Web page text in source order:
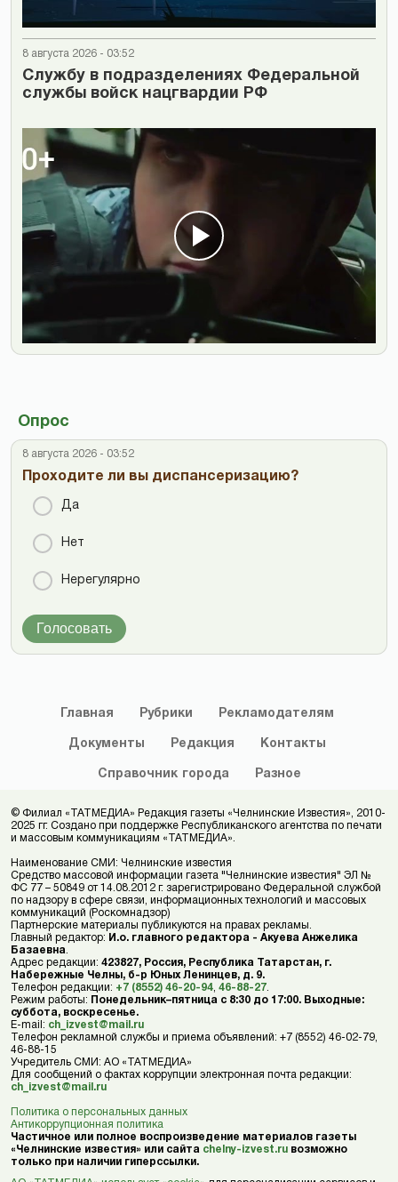
8 августа 2026 - 03:52
Cлужбу в подразделениях Федеральной
службы войск нацгвардии РФ
Опрос
8 августа 2026 - 03:52
Проходите ли вы диспансеризацию?
Да
Нет
Нерегулярно
Голосовать
Главная Рубрики Рекламодателям
Документы Редакция Контакты
Справочник города Разное
© Филиал «ТАТМЕДИА» Редакция газеты «Челнинские Известия», 2010-
2025 гг. Создано при поддержке Республиканского агентства по печати
и массовым коммуникациям «ТАТМЕДИА».
Наименование СМИ: Челнинские известия
Средство массовой информации газета "Челнинские известия" ЭЛ №
ФС 77 – 50849 от 14.08.2012 г. зарегистрировано Федеральной службой
по надзору в сфере связи, информационных технологий и массовых
коммуникаций (Роскомнадзор)
Партнерские материалы публикуются на правах рекламы.
Главный редактор: И.о. главного редактора - Акуева Анжелика
Базаевна
Адрес редакции: 423827, Россия, Республика Татарстан, г.
Набережные Челны, б-р Юных Ленинцев, д. 9.
Телефон редакции: +7 (8552) 46-20-94 46-88-27
Режим работы: Понедельник–пятница с 8:30 до 17:00. Выходные:
суббота, воскресенье.
E-mail: ch_izvest@mail.ru
Телефон рекламной службы и приема объявлений: +7 (8552) 46-02-79,
46-88-15
Учредитель СМИ: АО «ТАТМЕДИА»
Для сообщений о фактах коррупции электронная почта редакции:
ch_izvest@mail.ru
Политика о персональных данных
Антикоррупционная политика
Частичное или полное воспроизведение материалов газеты
«Челнинские известия» или сайта chelny-izvest.ru возможно
только при наличии гиперссылки.